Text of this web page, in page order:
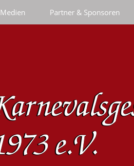
Medien Partner & Sponsoren